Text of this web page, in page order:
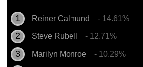
Reiner Calmund - 14.61%
Steve Rubell - 12.71%
Marilyn Monroe - 10.29%